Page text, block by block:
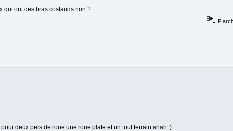
qui ont des bras costauds non ?
IP
deux pers de roue une roue plate et un tout terrain ahah :)